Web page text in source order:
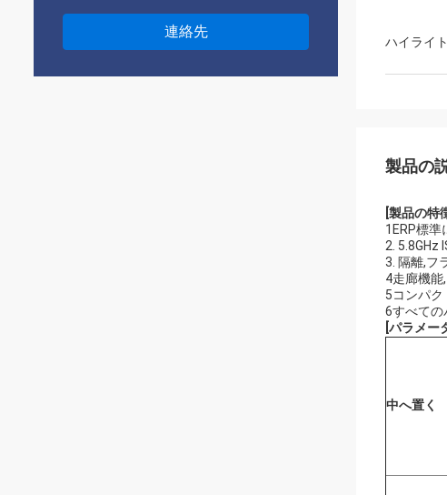
連絡先
ハイライト
製品の
[製品の特
1ERP標準
2. 5.8GHz
3. 隔離,フ
4走廊機
5コンパ
6すべての
パラメー
中へ置く